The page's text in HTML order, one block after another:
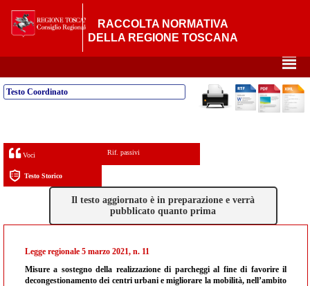
RACCOLTA NORMATIVA
DELLA REGIONE TOSCANA
²
Testo Coordinato
Voci Rif. passivi
Testo Storico
Il testo aggiornato è in preparazione e verrà
pubblicato quanto prima
Legge regionale 5 marzo 2021, n. 11
Misure a sostegno della realizzazione di parcheggi al fine di favorire il
decongestionamento dei centri urbani e migliorare la mobilità, nell’ambito